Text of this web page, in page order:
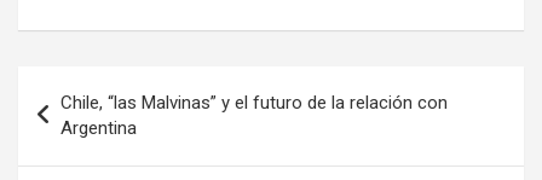
de
entradas
Chile, “las Malvinas” y el futuro de la relación con
Argentina